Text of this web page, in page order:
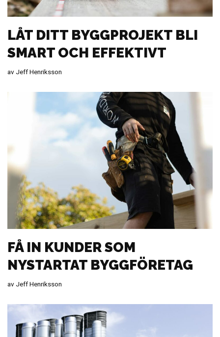
LÅT DITT BYGGPROJEKT BLI
SMART OCH EFFEKTIVT
avJeff Henriksson
FÅ IN KUNDER SOM
NYSTARTAT BYGGFÖRETAG
avJeff Henriksson